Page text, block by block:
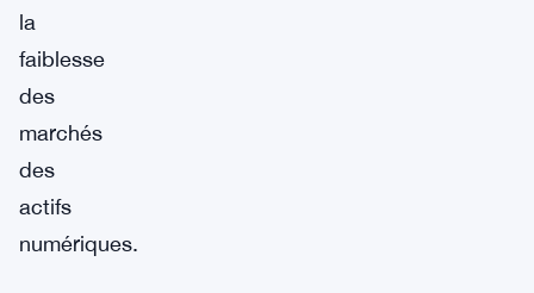
la
faiblesse
des
marchés
des
actifs
numériques.